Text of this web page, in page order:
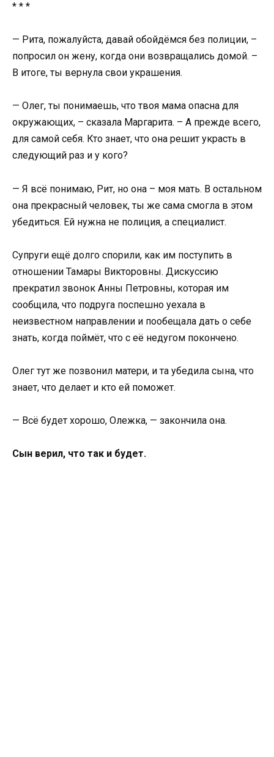
* * *
— Рита, пожалуйста, давай обойдёмся без полиции, –
попросил он жену, когда они возвращались домой. –
В итоге, ты вернула свои украшения.
— Олег, ты понимаешь, что твоя мама опасна для
окружающих, – сказала Маргарита. – А прежде всего,
для самой себя. Кто знает, что она решит украсть в
следующий раз и у кого?
— Я всё понимаю, Рит, но она – моя мать. В остальном
она прекрасный человек, ты же сама смогла в этом
убедиться. Ей нужна не полиция, а специалист.
Супруги ещё долго спорили, как им поступить в
отношении Тамары Викторовны. Дискуссию
прекратил звонок Анны Петровны, которая им
сообщила, что подруга поспешно уехала в
неизвестном направлении и пообещала дать о себе
знать, когда поймёт, что с её недугом покончено.
Олег тут же позвонил матери, и та убедила сына, что
знает, что делает и кто ей поможет.
— Всё будет хорошо, Олежка, — закончила она.
Сын верил, что так и будет.